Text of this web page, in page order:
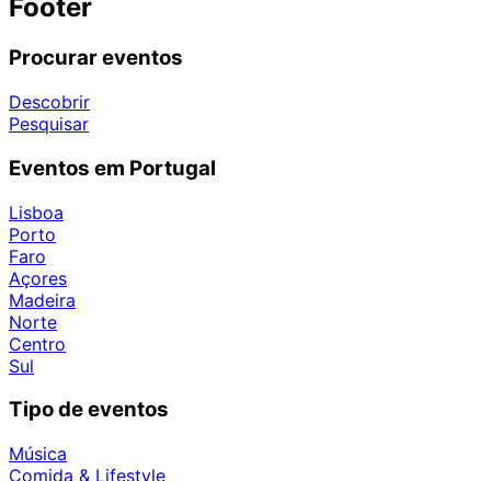
Footer
Procurar eventos
Descobrir
Pesquisar
Eventos em Portugal
Lisboa
Porto
Faro
Açores
Madeira
Norte
Centro
Sul
Tipo de eventos
Música
Comida & Lifestyle